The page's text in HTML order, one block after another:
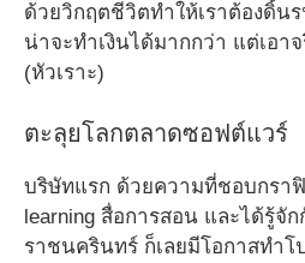
ด้วยวิกฤตชีวิตทำให้เราต้องดิ้น
น่าจะทำเงินได้มากกว่า แต่เอา
(หัวเราะ)
ตะลุยโลกตลาดซอฟต์แวร์
บริษัทแรก ด้วยความที่ชอบกราฟิ
learning สื่อการสอน และได้รู้จั
ราชนครินทร์ ก็เลยมีโอกาสทำโ